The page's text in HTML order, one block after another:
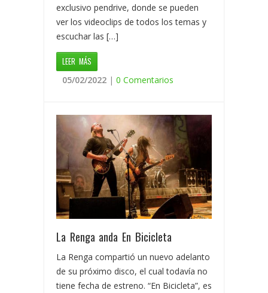
exclusivo pendrive, donde se pueden
ver los videoclips de todos los temas y
escuchar las […]
LEER MÁS
05/02/2022 | 0 Comentarios
La Renga anda En Bicicleta
La Renga compartió un nuevo adelanto
de su próximo disco, el cual todavía no
tiene fecha de estreno. “En Bicicleta”, es